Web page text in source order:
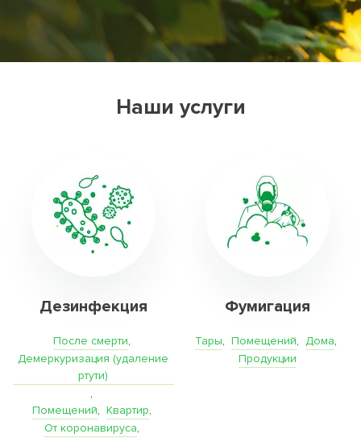
Наши услуги
Дезинфекция
После смерти,
Демеркуризация (удаление
ртути)
,
Помещений, Квартир,
От коронавируса,
Фумигация
Тары, Помещений, Дома,
Продукции